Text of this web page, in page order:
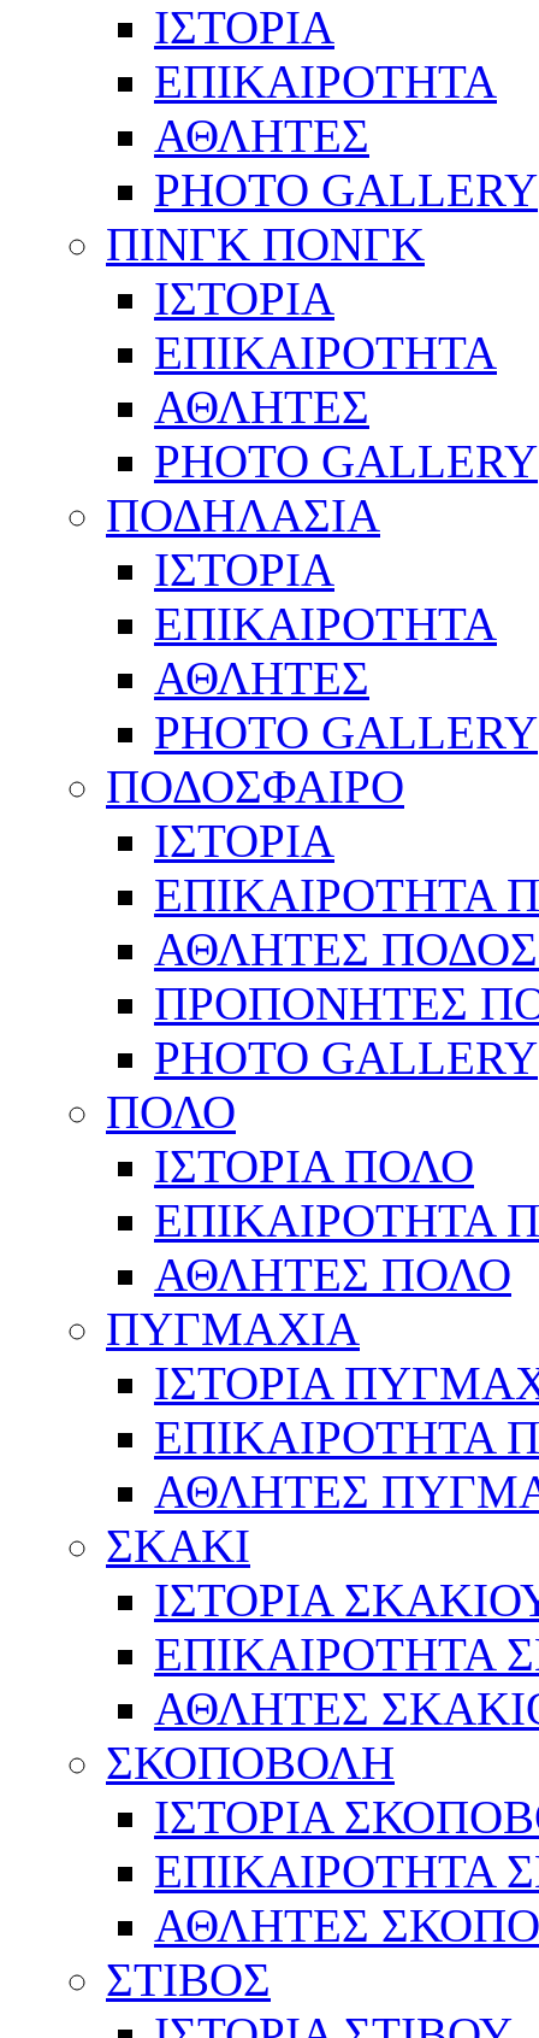
ΙΣΤΟΡΙΑ
ΕΠΙΚΑΙΡΟΤΗΤΑ
ΑΘΛΗΤΕΣ
PHOTO GALLERY
ΠΙΝΓΚ ΠΟΝΓΚ
ΙΣΤΟΡΙΑ
ΕΠΙΚΑΙΡΟΤΗΤΑ
ΑΘΛΗΤΕΣ
PHOTO GALLERY
ΠΟΔΗΛΑΣΙΑ
ΙΣΤΟΡΙΑ
ΕΠΙΚΑΙΡΟΤΗΤΑ
ΑΘΛΗΤΕΣ
PHOTO GALLERY
ΠΟΔΟΣΦΑΙΡΟ
ΙΣΤΟΡΙΑ
ΕΠΙΚΑΙΡΟΤΗΤΑ
ΑΘΛΗΤΕΣ
ΠΡΟΠΟΝΗΤΕΣ
PHOTO GALLERY
ΠΟΛΟ
ΙΣΤΟΡΙΑ ΠΟΛΟ
ΕΠΙΚΑΙΡΟΤΗΤΑ
ΑΘΛΗΤΕΣ ΠΟΛΟ
ΠΥΓΜΑΧΙΑ
ΙΣΤΟΡΙΑ
ΕΠΙΚΑΙΡΟΤΗΤΑ
ΑΘΛΗΤΕΣ
ΣΚΑΚΙ
ΙΣΤΟΡΙΑ
ΕΠΙΚΑΙΡΟΤΗΤΑ
ΑΘΛΗΤΕΣ
ΣΚΟΠΟΒΟΛΗ
ΙΣΤΟΡΙΑ
ΕΠΙΚΑΙΡΟΤΗΤΑ
ΑΘΛΗΤΕΣ
ΣΤΙΒΟΣ